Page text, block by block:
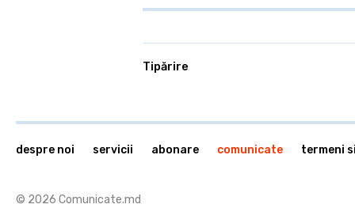
Tipărire
© 2026 Comunicate.md
despre noi servicii abonare comunicate termeni